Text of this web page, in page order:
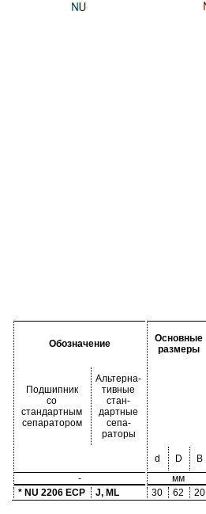
Обозначение
Основные
размеры
Подшипник
со
стандартным
сепаратором
Альтерна-
тивные
стан-
дартные
сепа-
раторы
d D B
- мм
* NU 2206 ECP
J, ML 30 62 20